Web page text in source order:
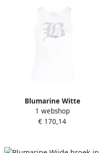
Blumarine Witte
Ribgebreide Tanktop met
Strass-Logo White Dames
1 webshop
€ 170,14